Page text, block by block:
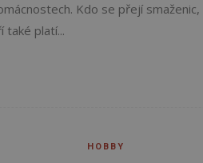
Kdo se přejí
také platí...
HOBBY